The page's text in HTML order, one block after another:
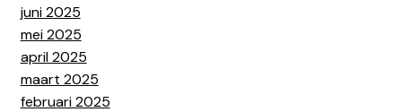
juni 2025
mei 2025
april 2025
maart 2025
februari 2025